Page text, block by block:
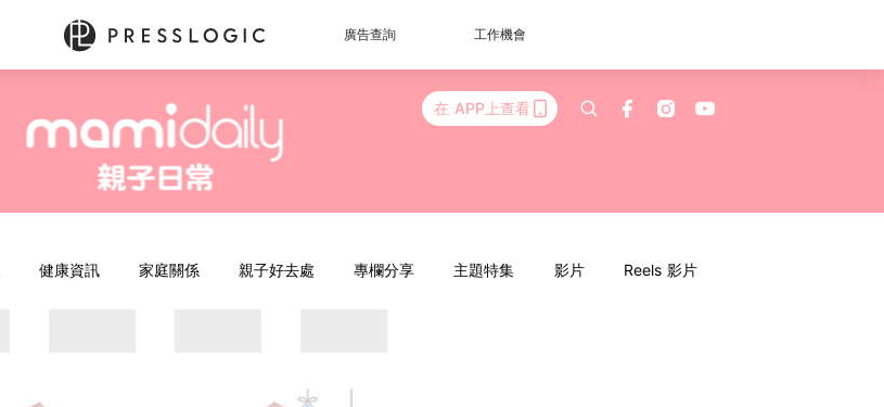
廣告查詢 工作機會
在 APP上查看
健康資訊 家庭關係 親子好去處 專欄分享 主題特集 影片 Reels 影片